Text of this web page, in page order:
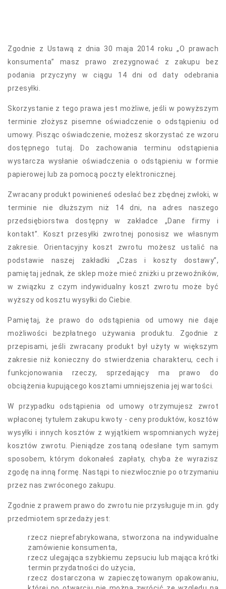
Zgodnie z Ustawą z dnia 30 maja 2014 roku „O prawach
konsumenta” masz prawo zrezygnować z zakupu bez
podania przyczyny w ciągu 14 dni od daty odebrania
przesyłki.
Skorzystanie z tego prawa jest możliwe, jeśli w powyższym
terminie złożysz pisemne oświadczenie o odstąpieniu od
umowy. Pisząc oświadczenie, możesz skorzystać ze wzoru
dostępnego tutaj
. Do zachowania terminu odstąpienia
wystarcza wysłanie oświadczenia o odstąpieniu w formie
papierowej lub za pomocą poczty elektronicznej.
Zwracany produkt powinieneś odesłać bez zbędnej zwłoki, w
terminie nie dłuższym niż 14 dni, na adres naszego
przedsiębiorstwa dostępny w zakładce „Dane firmy i
kontakt”. Koszt przesyłki zwrotnej ponosisz we własnym
zakresie. Orientacyjny koszt zwrotu możesz ustalić na
podstawie naszej zakładki „Czas i koszty dostawy”,
pamiętaj jednak, że sklep może mieć zniżki u przewoźników,
w związku z czym indywidualny koszt zwrotu może być
wyższy od kosztu wysyłki do Ciebie.
Pamiętaj, że prawo do odstąpienia od umowy nie daje
możliwości bezpłatnego używania produktu. Zgodnie z
przepisami, jeśli zwracany produkt był użyty w większym
zakresie niż konieczny do stwierdzenia charakteru, cech i
funkcjonowania rzeczy, sprzedający ma prawo do
obciążenia kupującego kosztami umniejszenia jej wartości.
W przypadku odstąpienia od umowy otrzymujesz zwrot
wpłaconej tytułem zakupu kwoty - ceny produktów, kosztów
wysyłki i innych kosztów z wyjątkiem wspomnianych wyżej
kosztów zwrotu. Pieniądze zostaną odesłane tym samym
sposobem, którym dokonałeś zapłaty, chyba że wyrazisz
zgodę na inną formę. Nastąpi to niezwłocznie po otrzymaniu
przez nas zwróconego zakupu.
Zgodnie z prawem prawo do zwrotu nie przysługuje m.in. gdy
przedmiotem sprzedaży jest:
rzecz nieprefabrykowana, stworzona na indywidualne
zamówienie konsumenta,
rzecz ulegająca szybkiemu zepsuciu lub mająca krótki
termin przydatności do użycia,
rzecz dostarczona w zapieczętowanym opakowaniu,